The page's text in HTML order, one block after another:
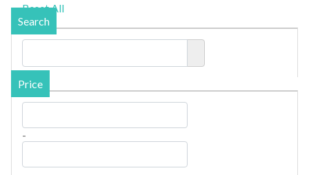
Reset All
Search
Price
-